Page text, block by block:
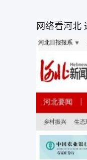
网络看河北